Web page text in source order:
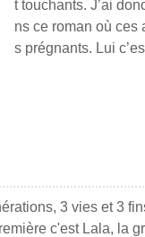
t touchants. J’ai
ns ce roman où ces
s prégnants. Lui
3 vies et 3
c'est Lala, la